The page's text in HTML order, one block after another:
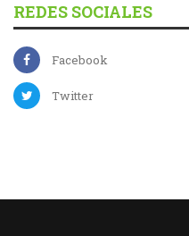
REDES SOCIALES
Facebook
Twitter